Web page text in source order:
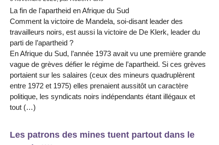
La fin de l’apartheid en Afrique du Sud
Comment la victoire de Mandela, soi-disant leader des
travailleurs noirs, est aussi la victoire de De Klerk, leader du
parti de l’apartheid ?
En Afrique du Sud, l’année 1973 avait vu une première grande
vague de grèves défier le régime de l’apartheid. Si ces grèves
portaient sur les salaires (ceux des mineurs quadruplèrent
entre 1972 et 1975) elles prenaient aussitôt un caractère
politique, les syndicats noirs indépendants étant illégaux et
tout (…)
Les patrons des mines tuent partout dans le